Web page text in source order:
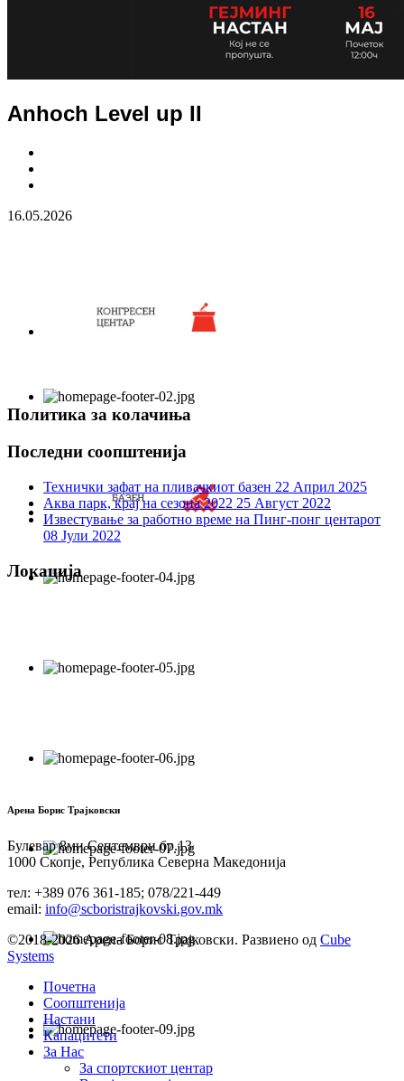
Anhoch Level up II
16.05.2026
Политика за колачиња
Последни соопштенија
Технички зафат на пливачкиот базен 22 Април 2025
Аква парк, крај на сезона 2022 25 Август 2022
Известување за работно време на Пинг-понг центарот
08 Јули 2022
Локација
Арена Борис Трајковски
Булевар 8ми Септември бр.13
1000 Скопје, Република Северна Македонија
тел: +389 076 361-185; 078/221-449
email: info@scboristrajkovski.gov.mk
©2018-2026 Арена Борис Трајковски. Развиено од Cube
Systems
Почетна
Соопштенија
Настани
Капацитети
За Нас
За спортскиот центар